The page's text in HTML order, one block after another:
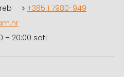
+385 1 7980-949
– 20:00 sati